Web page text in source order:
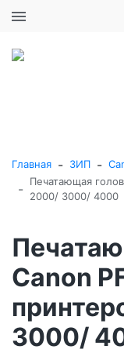
Главная - ЗИП -
-
Печатающая
2000/ 3000/ 4000
Canon
3000/